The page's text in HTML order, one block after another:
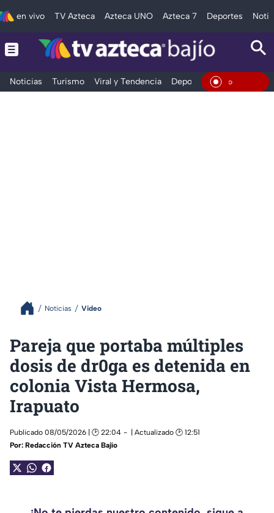
en vivo TV Azteca Azteca UNO Azteca 7 Deportes
Noticias Turismo Viral y Tendencia Deportes Espectáculos
En Vivo
Noticias Video
Pareja que portaba múltiples
dosis de dr0ga es detenida en
colonia Vista Hermosa,
Irapuato
Publicado 08/05/2026 | 🕑 22:04
| Actualizado 🕑 12:51
Por: Redacción TV Azteca Bajío